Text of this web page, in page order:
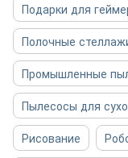
Подарки для
Полочные
Промышленные
Пылесосы для
Рисование